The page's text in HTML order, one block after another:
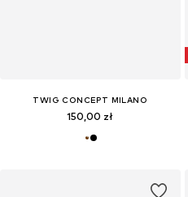
TWIG CONCEPT MILANO
150,00 zł